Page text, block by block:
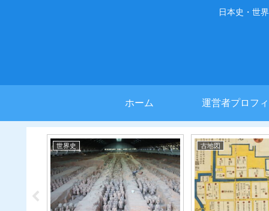
日本史・世
ホーム 運営者プロフ
世界史 古地図